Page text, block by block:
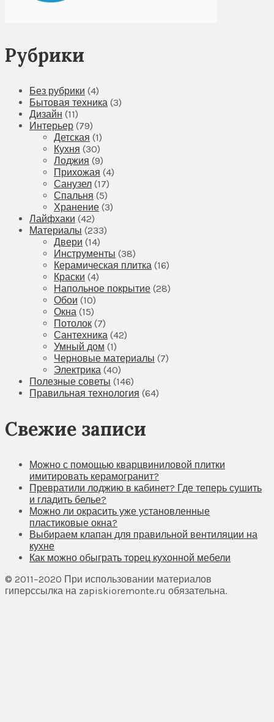
Рубрики
Без рубрики (4)
Бытовая техника (3)
Дизайн (11)
Интерьер (79)
Детская (1)
Кухня (30)
Лоджия (9)
Прихожая (4)
Санузел (17)
Спальня (5)
Хранение (3)
Лайфхаки (42)
Материалы (233)
Двери (14)
Инструменты (38)
Керамическая плитка (16)
Краски (4)
Напольное покрытие (28)
Обои (10)
Окна (15)
Потолок (7)
Сантехника (42)
Умный дом (1)
Черновые материалы (7)
Электрика (40)
Полезные советы (146)
Правильная технология (64)
Свежие записи
Можно с помощью кварцвиниловой плитки
имитировать керамогранит?
Превратили лоджию в кабинет? Где теперь сушить
и гладить белье?
Можно ли окрасить уже установленные
пластиковые окна?
Выбираем клапан для правильной вентиляции на
кухне
Как можно обыграть торец кухонной мебели
© 2011–2020 При использовании материалов
гиперссылка на zapiskioremonte.ru обязательна.